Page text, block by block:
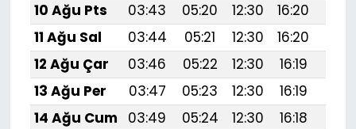
10 Ağu Pts
03:43 05:20 12:30 16:20
11 Ağu Sal
03:44 05:21 12:30 16:20
12 Ağu Çar
03:46 05:22 12:30 16:19
13 Ağu Per
03:47 05:23 12:30 16:19
14 Ağu Cum
03:49 05:24 12:30 16:18